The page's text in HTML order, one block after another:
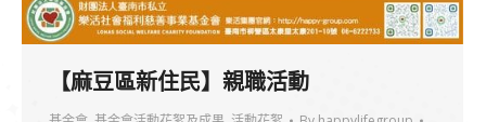
【麻豆區新住民】親職活動